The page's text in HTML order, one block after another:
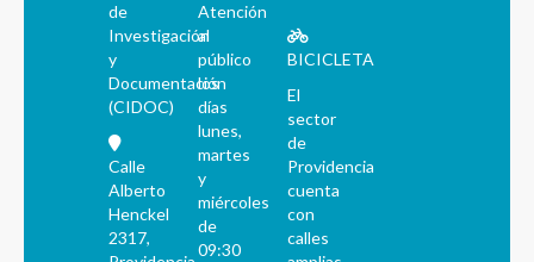
de
Investigación
y
Documentación
(CIDOC)
Calle
Alberto
Henckel
2317,
Atención
al
público
los
días
lunes,
martes
y
miércoles
de
09:30
BICICLETA
El
sector
de
Providencia
cuenta
con
calles